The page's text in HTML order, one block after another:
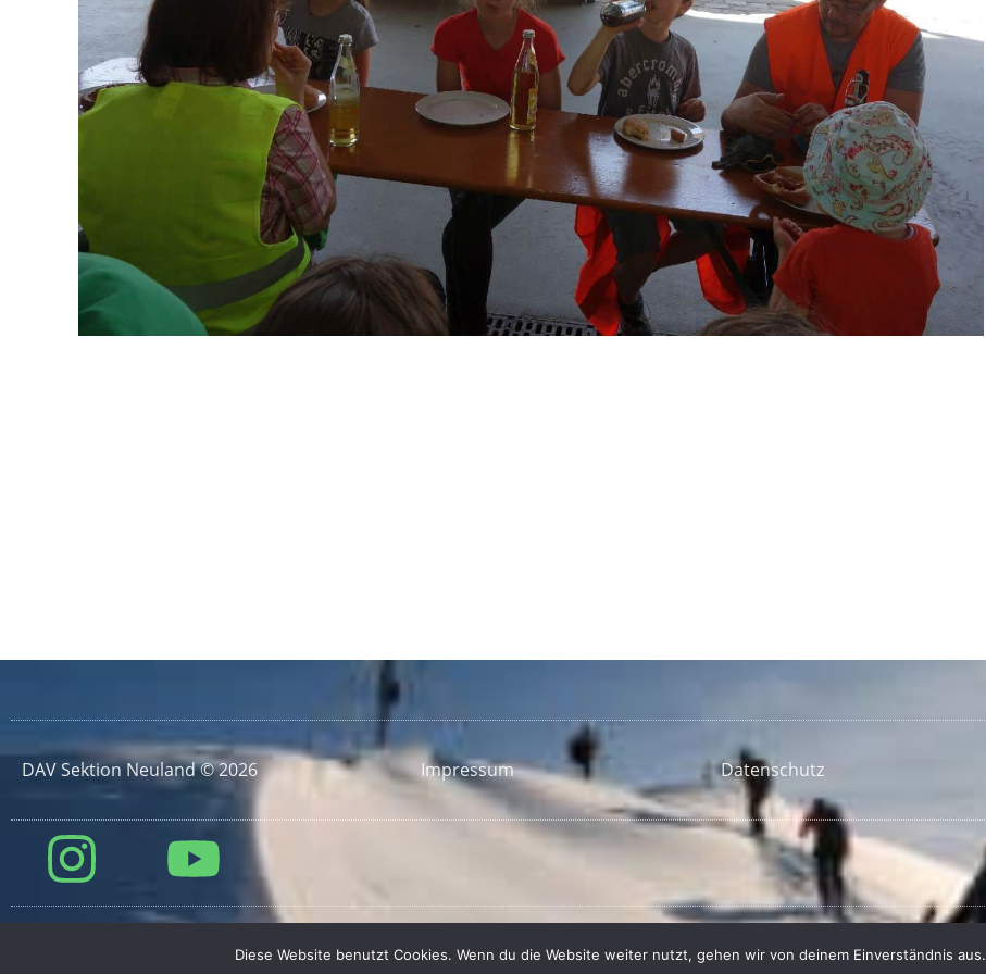
DAV Sektion Neuland © 2026 Impressum Datenschutz
Diese Website benutzt Cookies. Wenn du die Website weiter nutzt, gehen wir von deinem Einverständnis aus.